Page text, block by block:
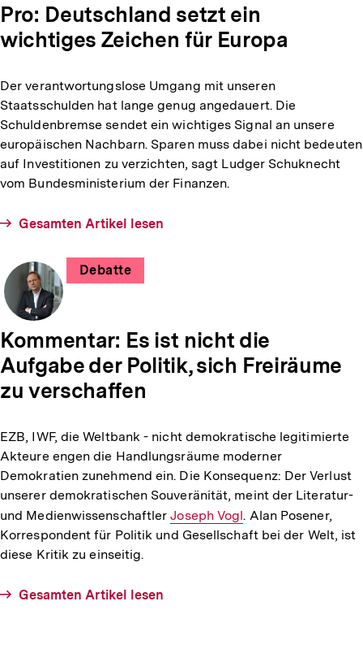
Pro: Deutschland setzt ein
wichtiges Zeichen für Europa
von
Dr.
Mehrdad
Payandeh
Der verantwortungslose Umgang mit unseren
Staatsschulden hat lange genug angedauert. Die
Schuldenbremse sendet ein wichtiges Signal an unsere
europäischen Nachbarn. Sparen muss dabei nicht bedeuten
auf Investitionen zu verzichten, sagt Ludger Schuknecht
vom Bundesministerium der Finanzen.
Gesamten Artikel lesen
Debatte
Kommentar: Es ist nicht die
Aufgabe der Politik, sich Freiräume
zu verschaffen
von
Dr.
Mehrdad
Payandeh
EZB, IWF, die Weltbank - nicht demokratische legitimierte
Akteure engen die Handlungsräume moderner
Demokratien zunehmend ein. Die Konsequenz: Der Verlust
unserer demokratischen Souveränität, meint der Literatur-
und MedienwissenschaftlerInterner
Link:
Joseph Vogl. Alan Posener,
Korrespondent für Politik und Gesellschaft bei der Welt, ist
diese Kritik zu einseitig.
Gesamten Artikel lesen